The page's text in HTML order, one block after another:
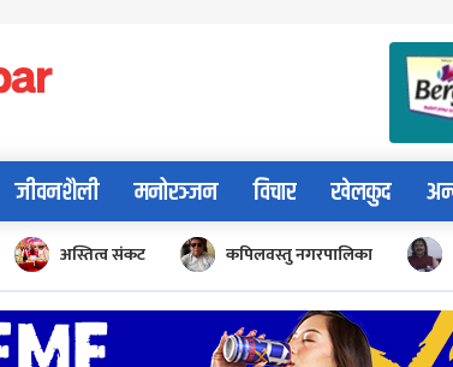
जीवनशैली मनोरञ्जन विचार खेलकुद
अस्तित्व संकट कपिलवस्तु नगरपालिका